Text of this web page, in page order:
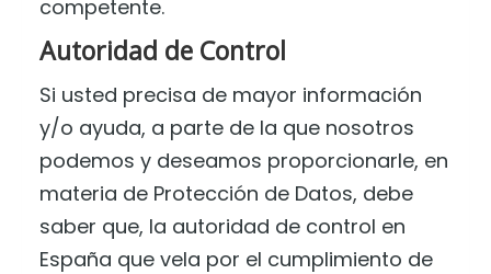
competente.
Autoridad de Control
Si usted precisa de mayor información
y/o ayuda, a parte de la que nosotros
podemos y deseamos proporcionarle, en
materia de Protección de Datos, debe
saber que, la autoridad de control en
España que vela por el cumplimiento de